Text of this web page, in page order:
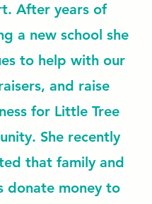
After years of
a new school she
to help with our
and raise
for Little Tree
She recently
that family and
donate money to